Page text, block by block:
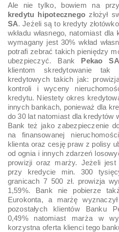
Ale nie tylko, bowiem na
kredytu hipotecznego złożył
SA. Jeżeli są to kredyty
wkładu własnego, natomiast
wymagany jest 30% wkład
potrafi zebrać takich pieniędzy
ubezpieczyć. Bank Pekao SA
klientom skredytowanie tak
kredytowych takich jak:
kontroli i wyceny
kredytu. Niestety okres
innych bankach, ponieważ dla
do 30 lat natomiast dla kredytów
Bank też jako zabezpieczenie
na finansowanej
klienta oraz cesję praw z polisy
od ognia i innych zdarzeń
prowizji oraz marży. Jeżeli
przy kredycie min. 300
granicach 7 500 zł. prowizja
1,59%. Bank nie pobierze
Eurokonta, a marżę
pozostałych klientów Banku
0,49% natomiast marża w
korzystna oferta klienci tego